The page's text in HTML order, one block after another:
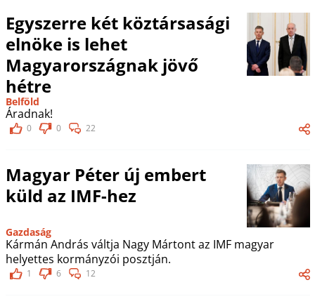
Egyszerre két köztársasági
elnöke is lehet
Magyarországnak jövő
hétre
Belföld
Áradnak!
0 0 22
Magyar Péter új embert
küld az IMF-hez
Gazdaság
Kármán András váltja Nagy Mártont az IMF magyar
helyettes kormányzói posztján.
1 6 12